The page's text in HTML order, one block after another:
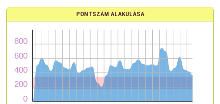
PONTSZÁM ALAKULÁSA